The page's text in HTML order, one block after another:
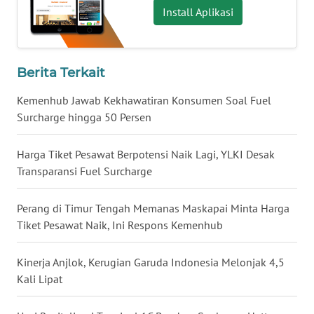
Install Aplikasi
Berita Terkait
Kemenhub Jawab Kekhawatiran Konsumen Soal Fuel
Surcharge hingga 50 Persen
Harga Tiket Pesawat Berpotensi Naik Lagi, YLKI Desak
Transparansi Fuel Surcharge
Perang di Timur Tengah Memanas Maskapai Minta Harga
Tiket Pesawat Naik, Ini Respons Kemenhub
Kinerja Anjlok, Kerugian Garuda Indonesia Melonjak 4,5
Kali Lipat
WN
BABEL
WN
WN
SUMSEL
WN
BENGKULU
WN
LAMPUNG
WN
JATENG